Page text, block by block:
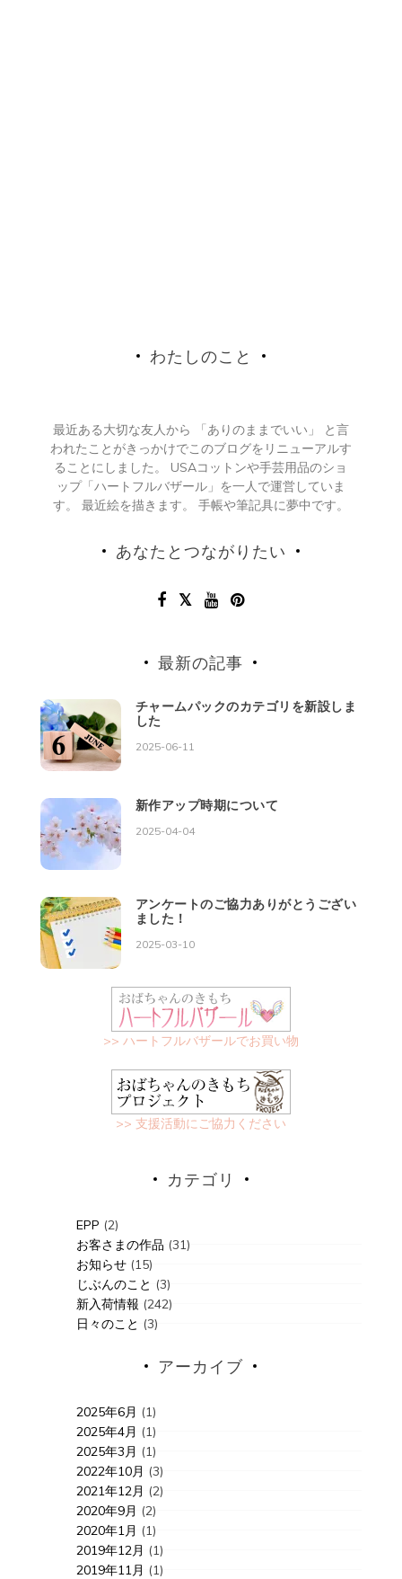
わたしのこと
最近ある大切な友人から 「ありのままでいい」 と言
われたことがきっかけでこのブログをリニューアルす
ることにしました。 USAコットンや手芸用品のショ
ップ「ハートフルバザール」を一人で運営していま
す。 最近絵を描きます。 手帳や筆記具に夢中です。
あなたとつながりたい
最新の記事
チャームパックのカテゴリを新設しま
した
2025-06-11
新作アップ時期について
2025-04-04
アンケートのご協力ありがとうござい
ました！
2025-03-10
>> ハートフルバザールでお買い物
>> 支援活動にご協力ください
カテゴリ
EPP (2)
お客さまの作品 (31)
お知らせ(15)
じぶんのこと (3)
新入荷情報 (242)
日々のこと (3)
アーカイブ
2025年6月 (1)
2025年4月 (1)
2025年3月 (1)
2022年10月 (3)
2021年12月 (2)
2020年9月 (2)
2020年1月 (1)
2019年12月 (1)
2019年11月 (1)